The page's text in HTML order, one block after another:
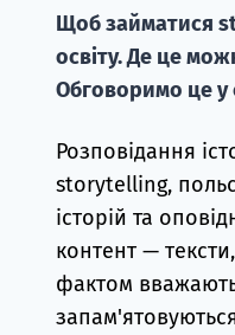
Щоб займатися
освіту. Де це
Обговоримо це у
Розповідання
storytelling,
історій та
контент —
фактом